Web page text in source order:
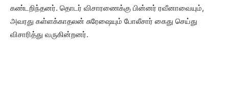
கண்டறிந்தனர். தொடர் விசாரணைக்கு பின்னர் ரவீனாவையும்,
அவரது கள்ளக்காதலன் சுரேஷையும் போலீசார் கைது செய்து
விசாரித்து வருகின்றனர்.